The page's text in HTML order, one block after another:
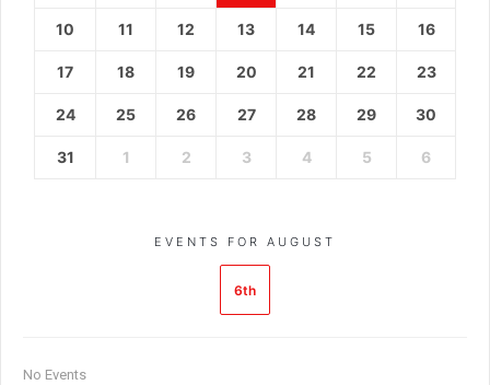
10 11 12 13 14 15 16
17 18 19 20 21 22 23
24 25 26 27 28 29 30
31 1 2 3 4 5 6
EVENTS FOR AUGUST
6th
No Events